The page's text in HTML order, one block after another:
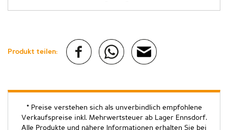
Produkt teilen:
* Preise verstehen sich als unverbindlich empfohlene
Verkaufspreise inkl. Mehrwertsteuer ab Lager Ennsdorf.
Alle Produkte und nähere Informationen erhalten Sie bei